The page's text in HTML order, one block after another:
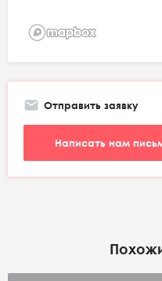
Отправить заявку
Написать нам